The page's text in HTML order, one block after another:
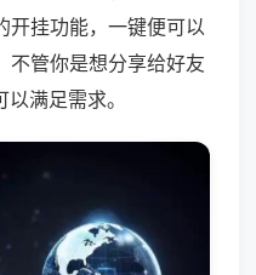
开挂功能，一键便可以
不管你是想分享给好友
满足需求。